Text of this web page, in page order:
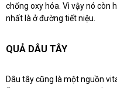
chống oxy hóa. Vì vậy nó còn
nhất là ở đường tiết niệu.
QUẢ DÂU TÂY
Dâu tây cũng là một nguồn